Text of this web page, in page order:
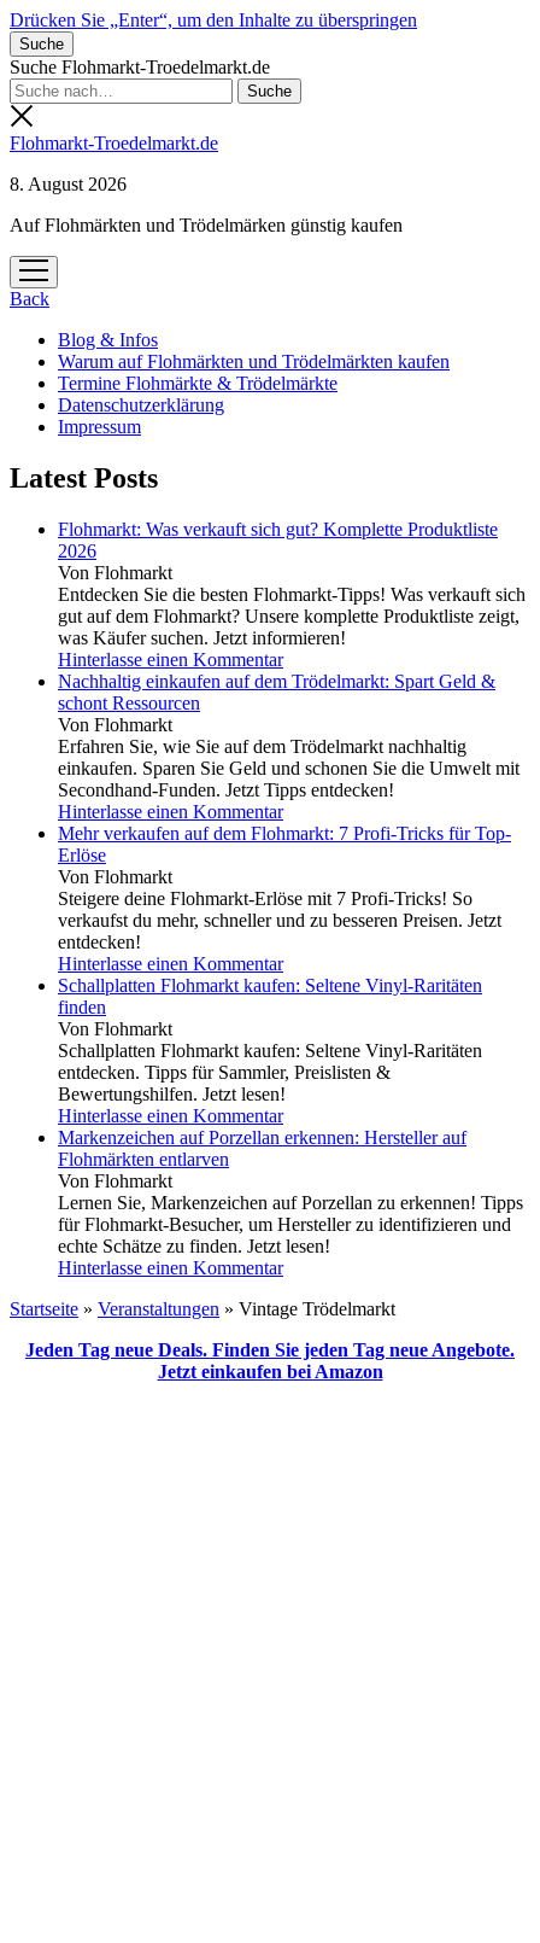
Drücken Sie „Enter“, um den Inhalte zu überspringen
Suche
Suche Flohmarkt-Troedelmarkt.de
Flohmarkt-Troedelmarkt.de
8. August 2026
Auf Flohmärkten und Trödelmärken günstig kaufen
Menü
öffnen
Back
Blog & Infos
Warum auf Flohmärkten und Trödelmärkten kaufen
Termine Flohmärkte & Trödelmärkte
Datenschutzerklärung
Impressum
Latest Posts
Flohmarkt: Was verkauft sich gut? Komplette Produktliste
2026
Von Flohmarkt
Entdecken Sie die besten Flohmarkt-Tipps! Was verkauft sich
gut auf dem Flohmarkt? Unsere komplette Produktliste zeigt,
was Käufer suchen. Jetzt informieren!
Hinterlasse einen Kommentar
Nachhaltig einkaufen auf dem Trödelmarkt: Spart Geld &
schont Ressourcen
Von Flohmarkt
Erfahren Sie, wie Sie auf dem Trödelmarkt nachhaltig
einkaufen. Sparen Sie Geld und schonen Sie die Umwelt mit
Secondhand-Funden. Jetzt Tipps entdecken!
Hinterlasse einen Kommentar
Mehr verkaufen auf dem Flohmarkt: 7 Profi-Tricks für Top-
Erlöse
Von Flohmarkt
Steigere deine Flohmarkt-Erlöse mit 7 Profi-Tricks! So
verkaufst du mehr, schneller und zu besseren Preisen. Jetzt
entdecken!
Hinterlasse einen Kommentar
Schallplatten Flohmarkt kaufen: Seltene Vinyl-Raritäten
finden
Von Flohmarkt
Schallplatten Flohmarkt kaufen: Seltene Vinyl-Raritäten
entdecken. Tipps für Sammler, Preislisten &
Bewertungshilfen. Jetzt lesen!
Hinterlasse einen Kommentar
Markenzeichen auf Porzellan erkennen: Hersteller auf
Flohmärkten entlarven
Von Flohmarkt
Lernen Sie, Markenzeichen auf Porzellan zu erkennen! Tipps
für Flohmarkt-Besucher, um Hersteller zu identifizieren und
echte Schätze zu finden. Jetzt lesen!
Hinterlasse einen Kommentar
Startseite » Veranstaltungen » Vintage Trödelmarkt
Jeden Tag neue Deals. Finden Sie jeden Tag neue Angebote.
Jetzt einkaufen bei Amazon